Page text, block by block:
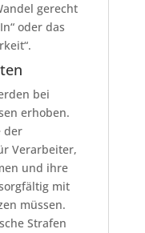
gerecht
oder das
bei
erhoben.
der
Verarbeiter,
und ihre
mit
müssen.
Strafen